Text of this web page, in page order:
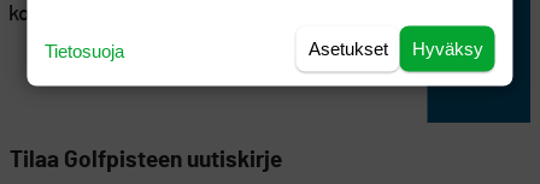
erikoisessa golftriathlonissa
Tilaa Golfpisteen uutiskirje
Hyväksy
Asetukset
Tietosuoja